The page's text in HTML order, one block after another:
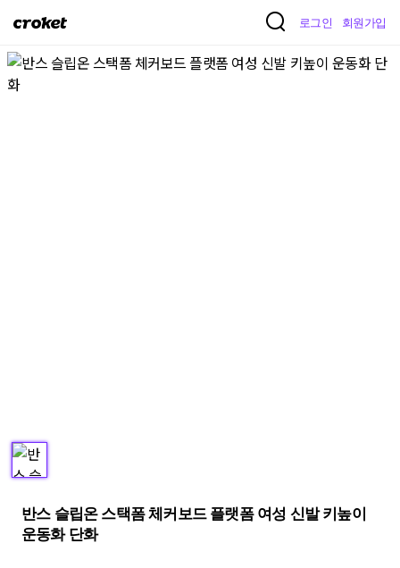
크
켓
로그인 회원가입
반스 슬립온 스택폼 체커보드 플랫폼 여성 신발 키높이
운동화 단화